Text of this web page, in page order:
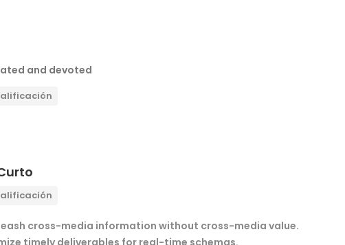
and devoted
cross-media information without cross-media value.